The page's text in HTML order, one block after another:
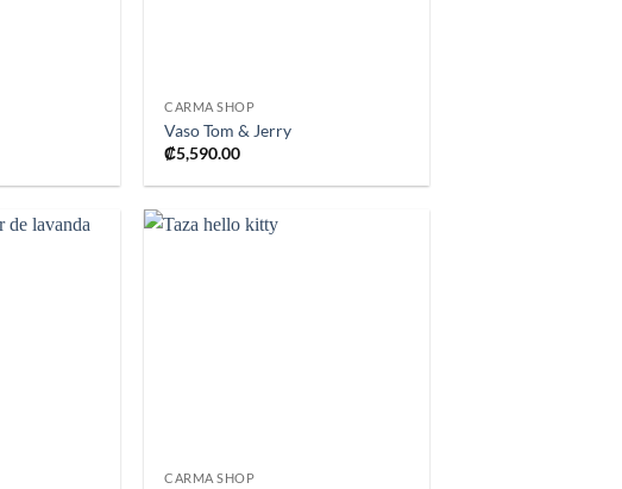
CARMA SHOP
Vaso Tom & Jerry
₡5,590.00
CARMA SHOP